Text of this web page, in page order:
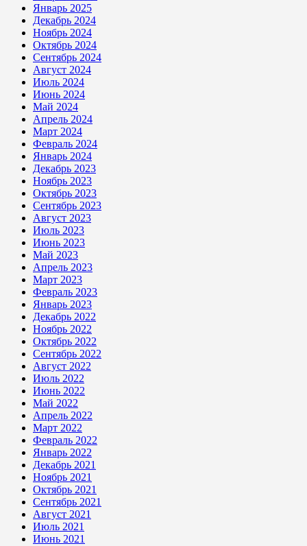
Январь 2025
Декабрь 2024
Ноябрь 2024
Октябрь 2024
Сентябрь 2024
Август 2024
Июль 2024
Июнь 2024
Май 2024
Апрель 2024
Март 2024
Февраль 2024
Январь 2024
Декабрь 2023
Ноябрь 2023
Октябрь 2023
Сентябрь 2023
Август 2023
Июль 2023
Июнь 2023
Май 2023
Апрель 2023
Март 2023
Февраль 2023
Январь 2023
Декабрь 2022
Ноябрь 2022
Октябрь 2022
Сентябрь 2022
Август 2022
Июль 2022
Июнь 2022
Май 2022
Апрель 2022
Март 2022
Февраль 2022
Январь 2022
Декабрь 2021
Ноябрь 2021
Октябрь 2021
Сентябрь 2021
Август 2021
Июль 2021
Июнь 2021